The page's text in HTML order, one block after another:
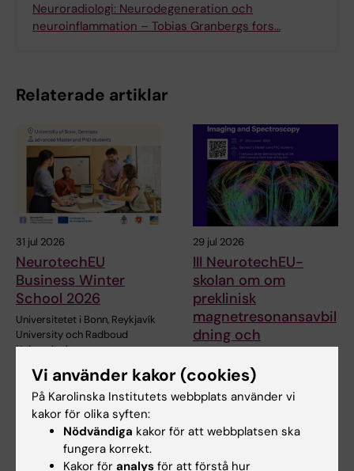
Neuroradiologi: Neurodegeneration och
neuroinflammation – Tobias Granbergs fors…
Relaterade artiklar
31 jul 2026
NeurotechEU
Business Winter
School 2026
Universitetet i Bonn, Reykjavík
University och Radboud
University har…
29 jul 2026
III NeurotechEU-
skolan om om
preklinisk
magnetresonansavbil
dning och
spektroskopi
Universidad Miguel Hernández
de Elche (UMH) har nöjet att
tillkännage den…
Vi använder kakor (cookies)
På Karolinska Institutets webbplats använder vi
kakor för olika syften:
Nödvändiga kakor för att webbplatsen ska
fungera korrekt.
Kakor för analys för att förstå hur